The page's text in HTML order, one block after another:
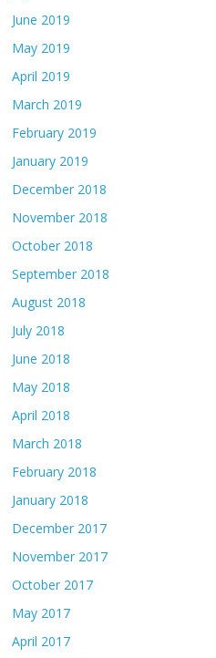
June 2019
May 2019
April 2019
March 2019
February 2019
January 2019
December 2018
November 2018
October 2018
September 2018
August 2018
July 2018
June 2018
May 2018
April 2018
March 2018
February 2018
January 2018
December 2017
November 2017
October 2017
May 2017
April 2017